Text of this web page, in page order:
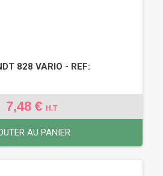
828 VARIO - REF:
7,48 € H.T
AU PANIER